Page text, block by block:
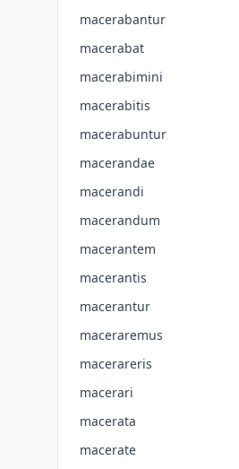
macerabantur
macerabat
macerabimini
macerabitis
macerabuntur
macerandae
macerandi
macerandum
macerantem
macerantis
macerantur
maceraremus
macerareris
macerari
macerata
macerate